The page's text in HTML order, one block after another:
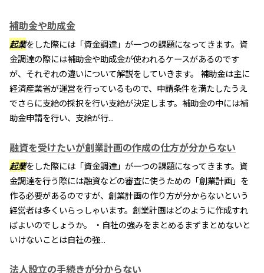
補助金や助成金
起業をした際には「資金調達」が一つの課題になってきます。資
金調達の際には補助金や助成金が使われるケースがあるのです
が、それぞれの違いについて解説をしていきます。 補助金は主に
経済産業省が運営を行っているもので、申請条件を満たしたうえ
でさらに支給の採択を行い支給が決定します。補助金の中には補
助金申請を行い、支給が行...
融資を受けたいが創業計画の作成の仕方が分からない
起業をした際には「資金調達」が一つの課題になってきます。資
金調達を行う際には融資などの審査に使うための「創業計画」を
作る必要があるのですが、創業計画の作り方が分からないという
経営者は多くいらっしゃいます。創業計画はどのように作成すれ
ばよいのでしょうか。 ・自社の強みをまとめるまずまとめないと
いけないことは自社の強...
法人設立の手続きが分からない